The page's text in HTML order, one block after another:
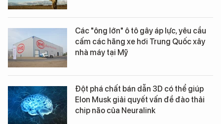
Các "ông lớn" ô tô gây áp lực, yêu cầu
cấm các hãng xe hơi Trung Quốc xây
nhà máy tại Mỹ
Đột phá chất bán dẫn 3D có thể giúp
Elon Musk giải quyết vấn đề đào thải
chip não của Neuralink